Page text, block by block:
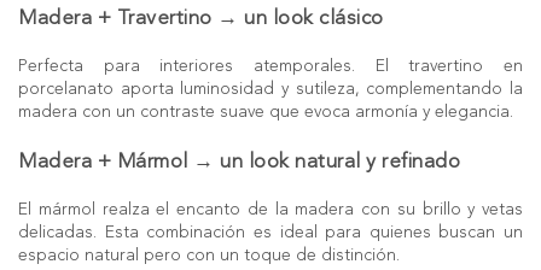
Madera + Travertino → un look clásico
Perfecta para interiores atemporales. El travertino en
porcelanato aporta luminosidad y sutileza, complementando la
madera con un contraste suave que evoca armonía y elegancia.
Madera + Mármol → un look natural y refinado
El mármol realza el encanto de la madera con su brillo y vetas
delicadas. Esta combinación es ideal para quienes buscan un
espacio natural pero con un toque de distinción.